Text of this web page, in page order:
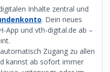
Inhalte zentral und
. Dein neues
App und vth-digital.de ab –
Zugang zu allen
kannst ab sofort immer